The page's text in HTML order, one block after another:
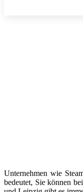
Unternehmen wie
bedeutet, Sie können